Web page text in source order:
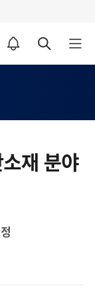
알림설정 바로가기 검색 바로가기 메뉴 열기
재 분야